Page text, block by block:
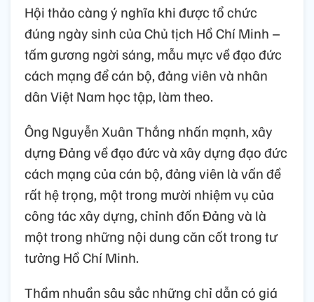
Hội thảo càng ý nghĩa khi được tổ chức
đúng ngày sinh của Chủ tịch Hồ Chí Minh –
tấm gương ngời sáng, mẫu mực về đạo đức
cách mạng để cán bộ, đảng viên và nhân
dân Việt Nam học tập, làm theo.
Ông Nguyễn Xuân Thắng nhấn mạnh, xây
dựng Đảng về đạo đức và xây dựng đạo đức
cách mạng của cán bộ, đảng viên là vấn đề
rất hệ trọng, một trong mười nhiệm vụ của
công tác xây dựng, chỉnh đốn Đảng và là
một trong những nội dung căn cốt trong tư
tưởng Hồ Chí Minh.
Thầm nhuần sâu sắc những chỉ dẫn có giá